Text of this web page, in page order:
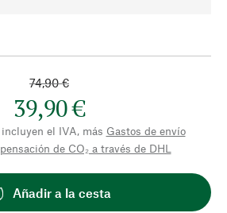
74,90 €
39,90 €
el IVA, más Gastos de envío
de CO₂ a través de DHL
Añadir a la cesta